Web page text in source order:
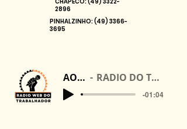
2896
PINHALZINHO:(49) 3366-
3695
AO VIVO RADIO DO TRABALHADOR
-01:04